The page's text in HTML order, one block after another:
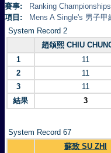
賽事:
Ranking
項目:
Mens A Single's 男子甲
System Record 2
趙頌熙 CHIU
1
11
2
11
3
11
結果
3
System Record 67
蘇致 SU ZHI